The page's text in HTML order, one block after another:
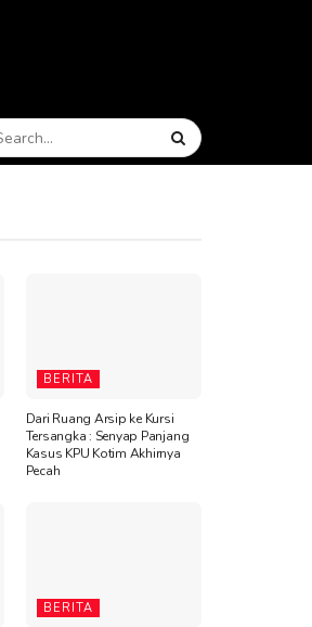
BERITA
Dari Ruang Arsip ke Kursi
Tersangka : Senyap Panjang
Kasus KPU Kotim Akhirnya
Pecah
BERITA